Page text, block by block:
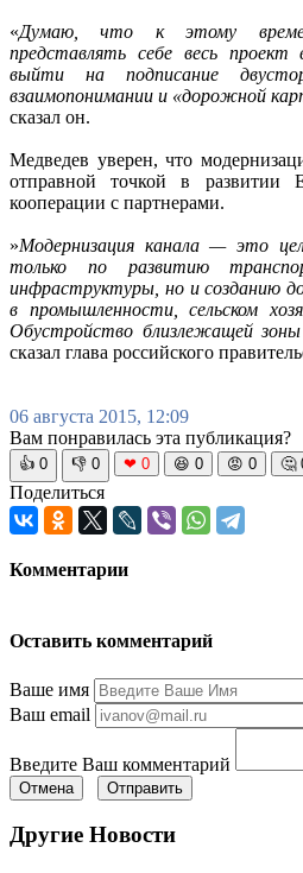
«Думаю, что к этому
представлять себе весь
выйти на подписание
взаимопонимании и «дорожной
сказал он.
Медведев уверен, что
отправной точкой в развитии
кооперации с партнерами.
»Модернизация канала — это
только по развитию
инфраструктуры, но и созданию
в промышленности, сельском
Обустройство близлежащей
сказал глава российского
06 августа 2015, 12:09
Вам понравилась эта публикация?
👍 0 👎 0 ❤ 0 😆 0 😡 0 🤔
Поделиться
Комментарии
Оставить комментарий
Ваше имя
Ваш email
Введите Ваш комментарий
Отмена Отправить
Другие Новости